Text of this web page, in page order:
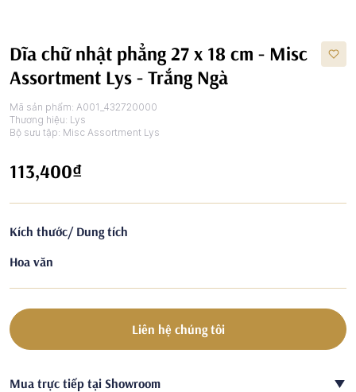
Dĩa chữ nhật phẳng 27 x 18 cm - Misc
Assortment Lys - Trắng Ngà
Mã sản phẩm: A001_432720000
Thương hiệu: Lys
Bộ sưu tập: Misc Assortment Lys
113,400₫
Kích thước/ Dung tích
Hoa văn
Liên hệ chúng tôi
Mua trực tiếp tại Showroom